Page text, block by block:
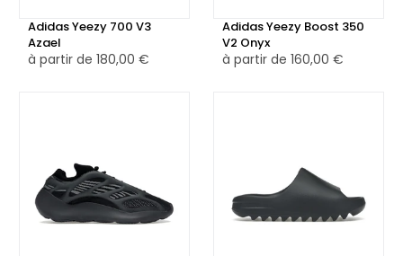
Disponible également en version reconditionnée, avec un
contrôle qualité rigoureux, la Adidas Samba OG Black
Adidas Yeezy 700 V3
Azael
à partir de 180,00 €
Adidas Yeezy Boost 350
V2 Onyx
à partir de 160,00 €